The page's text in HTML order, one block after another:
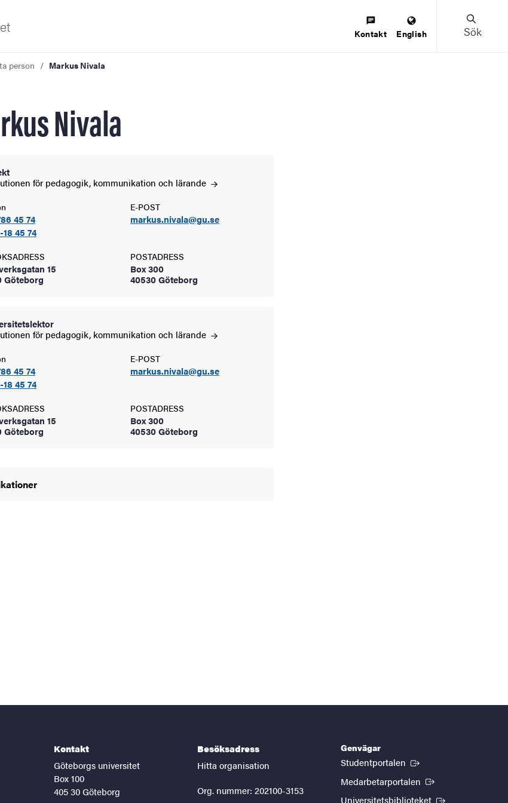
Kontakt English Sök
person Markus Nivala
Nivala
för pedagogik, kommunikation och lärande
45 74
45 74
E-POST
markus.nivala@gu.se
15
Göteborg
POSTADRESS
Box 300
40530 Göteborg
för pedagogik, kommunikation och lärande
45 74
45 74
E-POST
markus.nivala@gu.se
15
Göteborg
POSTADRESS
Box 300
40530 Göteborg
Kontakt
Göteborgs universitet
Box 100
405 30 Göteborg
Besöksadress
Hitta organisation
Org. nummer: 202100-3153
Genvägar
Studentportalen (Extern länk)
Medarbetarportalen (Extern länk)
Universitetsbiblioteket (Extern länk)